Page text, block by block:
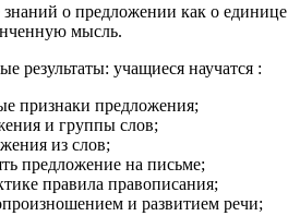
о предложении как о единице
мысль.
результаты: учащиеся научатся :
признаки предложения;
и группы слов;
из слов;
предложение на письме;
правила правописания;
и развитием речи;